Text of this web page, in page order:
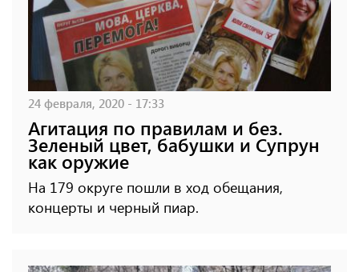
24 февраля, 2020 - 17:33
Агитация по правилам и без.
Зеленый цвет, бабушки и Супрун
как оружие
На 179 округе пошли в ход обещания,
концерты и черный пиар.